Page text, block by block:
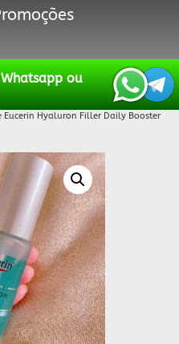
ou
Eucerin Hyaluron Filler Daily Booster